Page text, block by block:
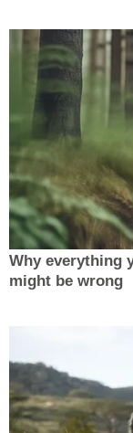
Why everything
might be wrong